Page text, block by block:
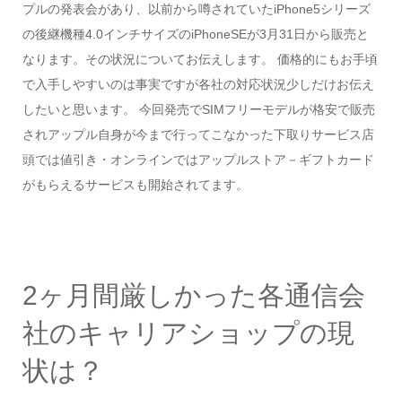
プルの発表会があり、以前から噂されていたiPhone5シリーズ
の後継機種4.0インチサイズのiPhoneSEが3月31日から販売と
なります。その状況についてお伝えします。 価格的にもお手頃
で入手しやすいのは事実ですが各社の対応状況少しだけお伝え
したいと思います。 今回発売でSIMフリーモデルが格安で販売
されアップル自身が今まで行ってこなかった下取りサービス店
頭では値引き・オンラインではアップルストア－ギフトカード
がもらえるサービスも開始されてます。
2ヶ月間厳しかった各通信会
社のキャリアショップの現
状は？